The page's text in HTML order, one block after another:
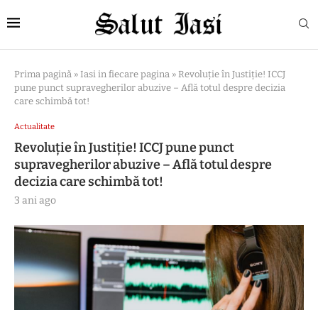
Prima pagină » Iasi in fiecare pagina » Revoluție în Justiție! ICCJ
pune punct supravegherilor abuzive – Află totul despre decizia
care schimbă tot!
Actualitate
Revoluție în Justiție! ICCJ pune punct
supravegherilor abuzive – Află totul despre
decizia care schimbă tot!
3 ani ago